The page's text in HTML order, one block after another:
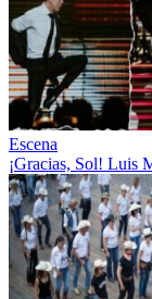
Escena
¡Gracias, Sol! Luis